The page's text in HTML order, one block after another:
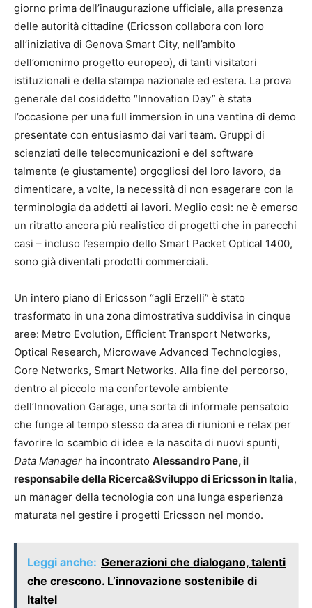
giorno prima dell’inaugurazione ufficiale, alla presenza
delle autorità cittadine (Ericsson collabora con loro
all’iniziativa di Genova Smart City, nell’ambito
dell’omonimo progetto europeo), di tanti visitatori
istituzionali e della stampa nazionale ed estera. La prova
generale del cosiddetto “Innovation Day” è stata
l’occasione per una full immersion in una ventina di demo
presentate con entusiasmo dai vari team. Gruppi di
scienziati delle telecomunicazioni e del software
talmente (e giustamente) orgogliosi del loro lavoro, da
dimenticare, a volte, la necessità di non esagerare con la
terminologia da addetti ai lavori. Meglio così: ne è emerso
un ritratto ancora più realistico di progetti che in parecchi
casi – incluso l’esempio dello Smart Packet Optical 1400,
sono già diventati prodotti commerciali.
Un intero piano di Ericsson “agli Erzelli” è stato
trasformato in una zona dimostrativa suddivisa in cinque
aree: Metro Evolution, Efficient Transport Networks,
Optical Research, Microwave Advanced Technologies,
Core Networks, Smart Networks. Alla fine del percorso,
dentro al piccolo ma confortevole ambiente
dell’Innovation Garage, una sorta di informale pensatoio
che funge al tempo stesso da area di riunioni e relax per
favorire lo scambio di idee e la nascita di nuovi spunti,
Data Manager ha incontrato Alessandro Pane, il
responsabile della Ricerca&Sviluppo di Ericsson in Italia,
un manager della tecnologia con una lunga esperienza
maturata nel gestire i progetti Ericsson nel mondo.
Leggi anche: Generazioni che dialogano, talenti
che crescono. L’innovazione sostenibile di
Italtel